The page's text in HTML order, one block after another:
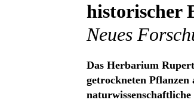
historischer
Neues
Das Herbarium
getrockneten Pflanzen